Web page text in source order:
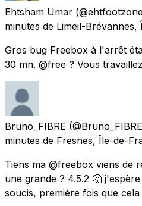
Ehtsham Umar
minutes de Limeil-Brévannes,
Gros bug Freebox à l'arrêt
30 mn. @free ? Vous
Bruno_FIBRE
minutes de Fresnes, Île-de-
Tiens ma @freebox viens de
une grande ? 4.5.2 🤔
soucis, première fois que